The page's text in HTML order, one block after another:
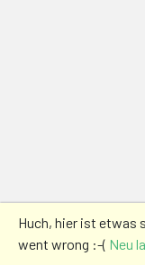
Huch, hier ist etwas
went wrong :-( Neu